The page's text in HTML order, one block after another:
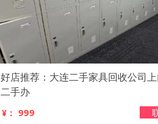
好店推荐：大连二手家具回收公司
二手办
¥： 999